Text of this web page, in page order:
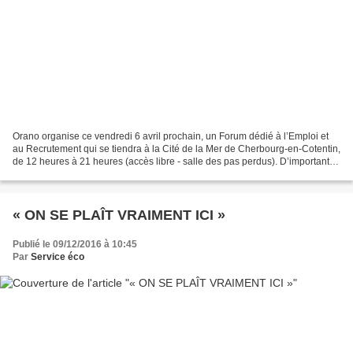
Orano organise ce vendredi 6 avril prochain, un Forum dédié à l’Emploi et
au Recrutement qui se tiendra à la Cité de la Mer de Cherbourg-en-Cotentin,
de 12 heures à 21 heures (accès libre - salle des pas perdus). D’importantes
« ON SE PLAÎT VRAIMENT ICI »
Publié le 09/12/2016 à 10:45
Par Service éco